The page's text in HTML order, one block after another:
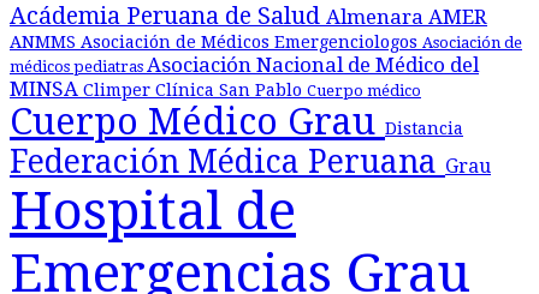
Acádemia Peruana de Salud Almenara AMER
ANMMS Asociación de Médicos Emergenciologos Asociación de
médicos pediatras Asociación Nacional de Médico del
MINSA Climper Clínica San Pablo Cuerpo médico
Cuerpo Médico Grau Distancia
Federación Médica Peruana Grau
Hospital de
Emergencias Grau